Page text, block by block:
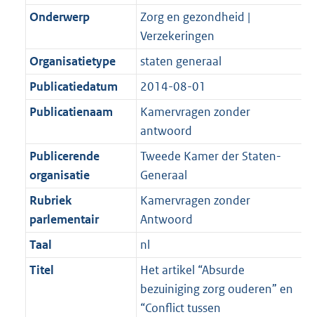
t
a
K
b
2
K
b
Onderwerp
Zorg en gezondheid |
Verzekeringen
Organisatietype
staten generaal
Publicatiedatum
2014-08-01
Publicatienaam
Kamervragen zonder
antwoord
Publicerende
organisatie
Tweede Kamer der Staten-
Generaal
Rubriek
parlementair
Kamervragen zonder
Antwoord
Taal
nl
Titel
Het artikel “Absurde
bezuiniging zorg ouderen” en
“Conflict tussen